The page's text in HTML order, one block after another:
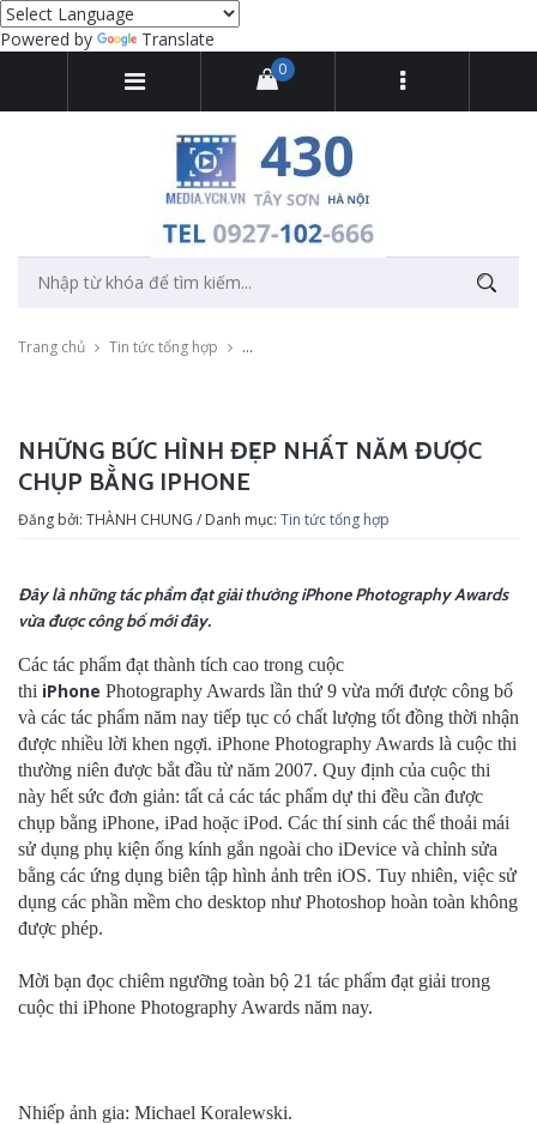
Powered by Translate
0
Trang chủ Tin tức tổng hợp Những bức hình đẹp nhất năm được chụp
NHỮNG BỨC HÌNH ĐẸP NHẤT NĂM ĐƯỢC
CHỤP BẰNG IPHONE
Đăng bởi: THÀNH CHUNG / Danh mục: Tin tức tổng hợp
Đây là những tác phẩm đạt giải thưởng iPhone Photography Awards
vừa được công bố mới đây.
Các tác phẩm đạt thành tích cao trong cuộc
thi iPhone Photography Awards lần thứ 9 vừa mới được công bố
và các tác phẩm năm nay tiếp tục có chất lượng tốt đồng thời nhận
được nhiều lời khen ngợi. iPhone Photography Awards là cuộc thi
thường niên được bắt đầu từ năm 2007. Quy định của cuộc thi
này hết sức đơn giản: tất cả các tác phẩm dự thi đều cần được
chụp bằng iPhone, iPad hoặc iPod. Các thí sinh các thể thoải mái
sử dụng phụ kiện ống kính gắn ngoài cho iDevice và chỉnh sửa
bằng các ứng dụng biên tập hình ảnh trên iOS. Tuy nhiên, việc sử
dụng các phần mềm cho desktop như Photoshop hoàn toàn không
được phép.
Mời bạn đọc chiêm ngưỡng toàn bộ 21 tác phẩm đạt giải trong
cuộc thi iPhone Photography Awards năm nay.
Nhiếp ảnh gia: Michael Koralewski.